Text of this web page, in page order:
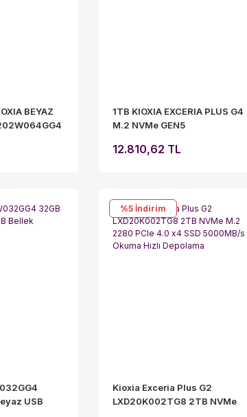
BEYAZ
1TB KIOXIA EXCERIA PLUS G4
M.2 NVMe GEN5
LVD10Z001TG8
12.810,62 TL
USB
%5 İndirim
Kioxia Exceria Plus G2
LXD20K002TG8 2TB NVMe